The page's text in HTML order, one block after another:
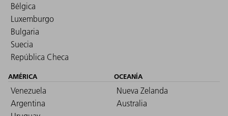
Bélgica
Luxemburgo
Bulgaria
Suecia
República Checa
AMÉRICA
Venezuela
Argentina
OCEANÍA
Nueva Zelanda
Australia